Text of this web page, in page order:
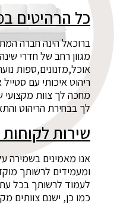
כל הרהיטים
ברוכאל הינה חברה
מגוון רחב של חדרי
אוכל,מזנונים,ספות
ריהוט איכותי עם
מחכה לך צוות מקצועי
לך בבחירת הריהוט
שירות
אנו מאמינים בשמירה
ומעמידים לרשותך
לעמוד לרשותך בכל
כמו כן, ישנם צוותים